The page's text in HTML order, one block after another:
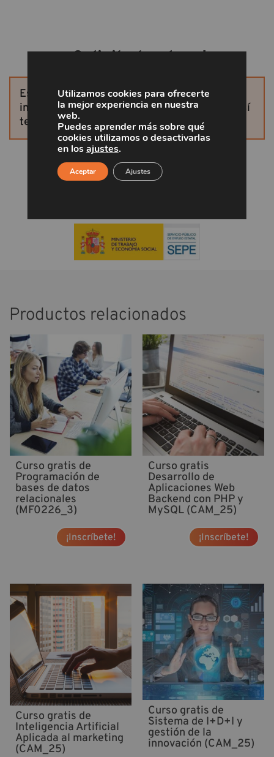
¡Solicita tu plaza!
Este curso ya no está disponible. Si te
interesan más cursos, solicita otras plazas, así
te aseguras la participación.
Productos relacionados
Curso gratis de
Programación de
bases de datos
relacionales
(MF0226_3)
¡Inscríbete!
Curso gratis
Desarrollo de
Aplicaciones Web
Backend con PHP y
MySQL (CAM_25)
¡Inscríbete!
Curso gratis de
Inteligencia Artificial
Aplicada al marketing
(CAM_25)
Curso gratis de
Sistema de I+D+I y
gestión de la
innovación (CAM_25)
Utilizamos cookies para ofrecerte
la mejor experiencia en nuestra
web.
Puedes aprender más sobre qué
cookies utilizamos o desactivarlas
en losajustes.
Aceptar Ajustes